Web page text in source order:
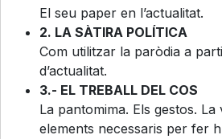
El seu paper en l’actualitat.
2. LA SÀTIRA POLÍTICA
Com utilitzar la paròdia a
d’actualitat.
3.- EL TREBALL DEL COS
La pantomima. Els gestos.
elements necessaris per fer